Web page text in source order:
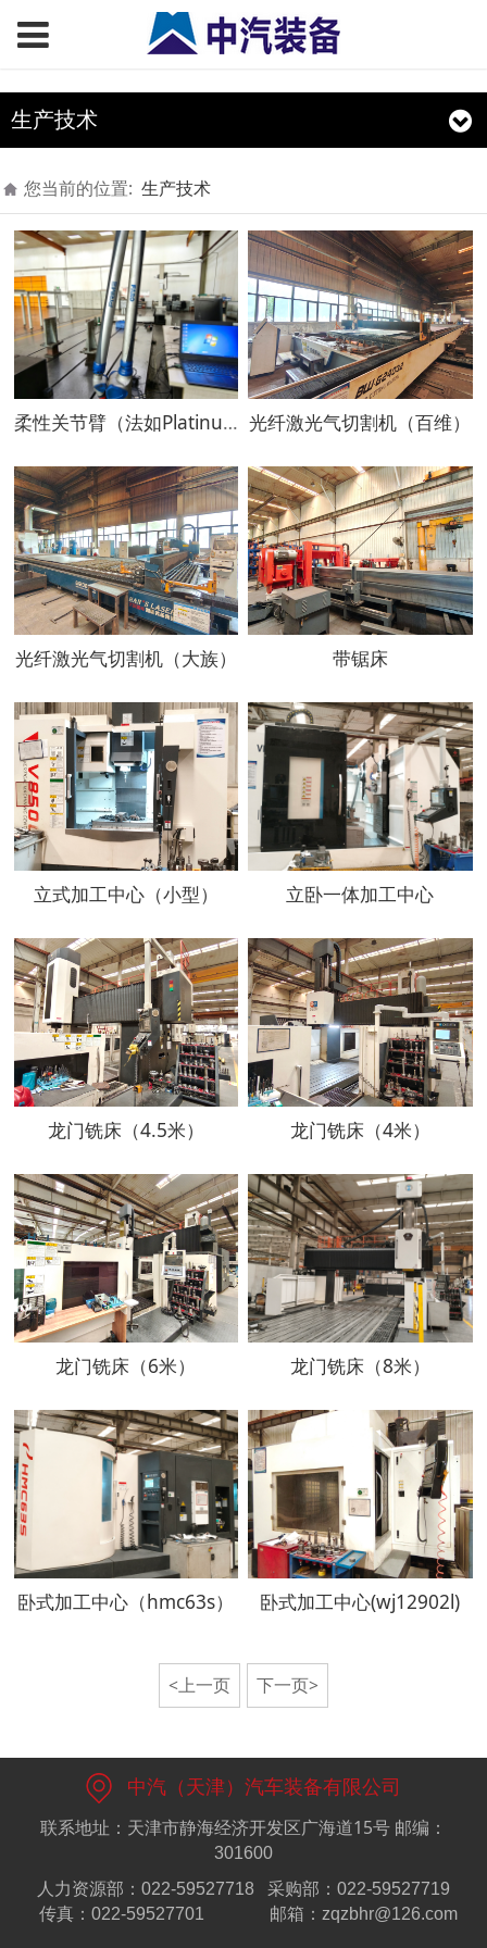
生产技术
您当前的位置: 生产技术
柔性关节臂（法如Platinum） 光纤激光气切割机（百维）
光纤激光气切割机（大族） 带锯床
立式加工中心（小型） 立卧一体加工中心
龙门铣床（4.5米） 龙门铣床（4米）
龙门铣床（6米） 龙门铣床（8米）
卧式加工中心（hmc63s） 卧式加工中心(wj12902l)
<上一页 下一页>
中汽（天津）汽车装备有限公司
联系地址：天津市静海经济开发区广海道15号 邮编：
301600
人力资源部：022-59527718 采购部：022-59527719
传真：022-59527701 邮箱：zqzbhr@126.com